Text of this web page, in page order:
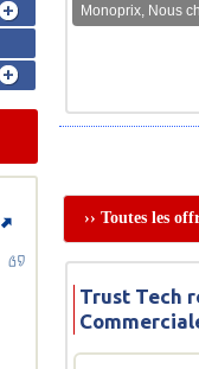
Monoprix, Nous
›› Toutes les
Trust Tech